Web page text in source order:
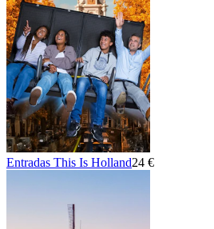
Entradas This Is Holland24 €